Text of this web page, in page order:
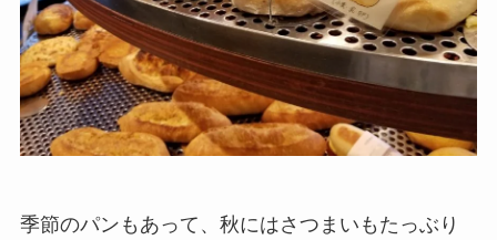
季節のパンもあって、秋にはさつまいもたっぶり